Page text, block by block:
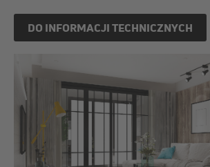
DO INFORMACJI TECHNICZNYCH